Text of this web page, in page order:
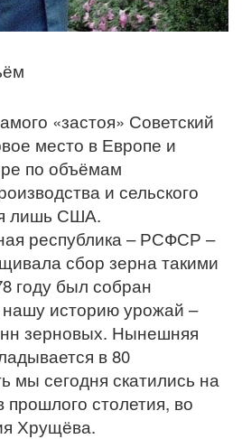
«застоя» Советский
место в Европе и
по объёмам
и сельского
лишь США.
республика – РСФСР –
сбор зерна такими
году был собран
историю урожай –
зерновых. Нынешняя
в 80
мы сегодня скатились на
прошлого столетия, во
Хрущёва.